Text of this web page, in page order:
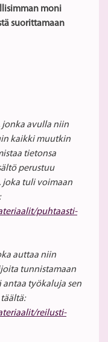
moni
suorittamaan
jonka avulla niin
kaikki muutkin
tietonsa
perustuu
joka tuli voimaan
puhtaasti-
auttaa niin
tunnistamaan
työkaluja sen
reilusti-